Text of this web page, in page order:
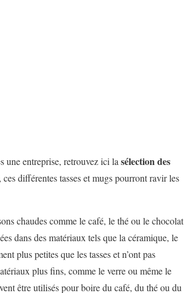
une entreprise, retrouvez ici la sélection des
différentes tasses et mugs pourront ravir les
chaudes comme le café, le thé ou le chocolat
dans des matériaux tels que la céramique, le
plus petites que les tasses et n’ont pas
plus fins, comme le verre ou même le
être utilisés pour boire du café, du thé ou du